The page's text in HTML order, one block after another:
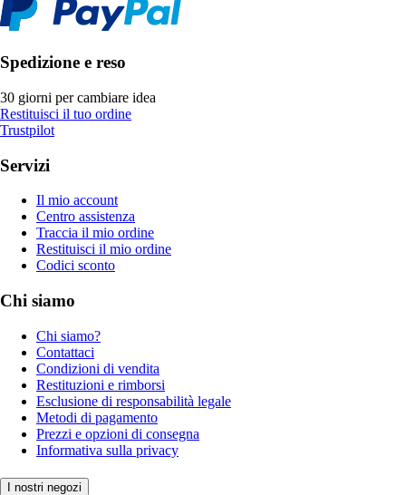
Spedizione e reso
30 giorni per cambiare idea
Restituisci il tuo ordine
Trustpilot
Servizi
Il mio account
Centro assistenza
Traccia il mio ordine
Restituisci il mio ordine
Codici sconto
Chi siamo
Chi siamo?
Contattaci
Condizioni di vendita
Restituzioni e rimborsi
Esclusione di responsabilità legale
Metodi di pagamento
Prezzi e opzioni di consegna
Informativa sulla privacy
I nostri negozi